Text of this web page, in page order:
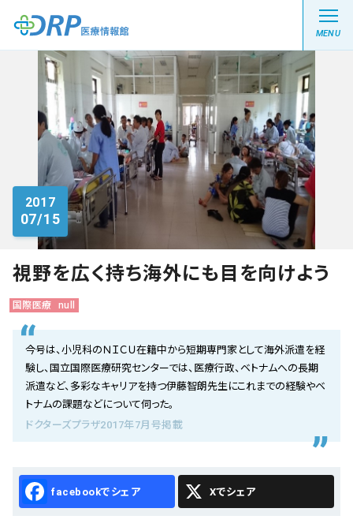
MENU
最新の注目記事
栄養健康レシピ
医療系学生記事
健康川柳
DRP医療情報館とは?
会社概要
お知らせ
お問い合わせ
2017
07/15
視野を広く持ち海外にも目を向けよう
国際医療 null
今号は、小児科のＮＩＣＵ在籍中から短期専門家として海外派遣を経
験し、国立国際医療研究センターでは、医療行政、ベトナムへの長期
派遣など、多彩なキャリアを持つ伊藤智朗先生にこれまでの経験やベ
トナムの課題などについて伺った。
ドクターズプラザ2017年7月号掲載
Facebook X